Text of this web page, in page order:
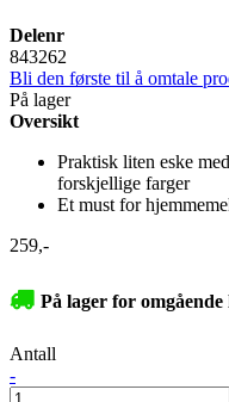
Delenr
843262
Bli den første til å omtale
På lager
Oversikt
Praktisk liten eske
forskjellige farger
Et must for
259,-
På lager for omgående
Antall
-